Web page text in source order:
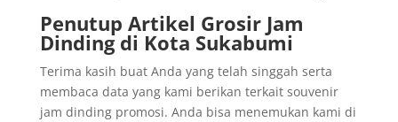
Penutup Artikel Grosir Jam
Dinding di Kota Sukabumi
Terima kasih buat Anda yang telah singgah serta
membaca data yang kami berikan terkait souvenir
jam dinding promosi. Anda bisa menemukan kami di